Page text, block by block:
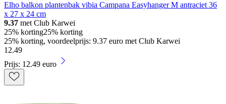
Elho balkon plantenbak vibia Campana Easyhanger M antraciet 36
x 27 x 24 cm
9.37 met Club Karwei
25% korting25% korting
25% korting, voordeelprijs: 9.37 euro met Club Karwei
12.49
Prijs: 12.49 euro